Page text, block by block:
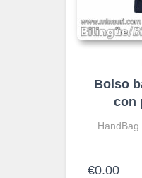
Bolso
con
€0.00